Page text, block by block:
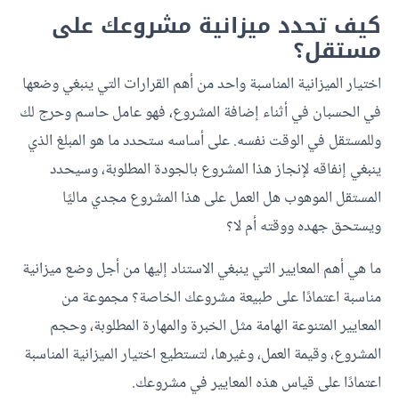
كيف تحدد ميزانية مشروعك على
مستقل؟
اختيار الميزانية المناسبة واحد من أهم القرارات التي ينبغي وضعها
في الحسبان في أثناء إضافة المشروع، فهو عامل حاسم وحرج لك
وللمستقل في الوقت نفسه. على أساسه ستحدد ما هو المبلغ الذي
ينبغي إنفاقه لإنجاز هذا المشروع بالجودة المطلوبة، وسيحدد
المستقل الموهوب هل العمل على هذا المشروع مجدي ماليًا
ويستحق جهده ووقته أم لا؟
ما هي أهم المعايير التي ينبغي الاستناد إليها من أجل وضع ميزانية
مناسبة اعتمادًا على طبيعة مشروعك الخاصة؟ مجموعة من
المعايير المتنوعة الهامة مثل الخبرة والمهارة المطلوبة، وحجم
المشروع، وقيمة العمل، وغيرها، لتستطيع اختيار الميزانية المناسبة
اعتمادًا على قياس هذه المعايير في مشروعك.